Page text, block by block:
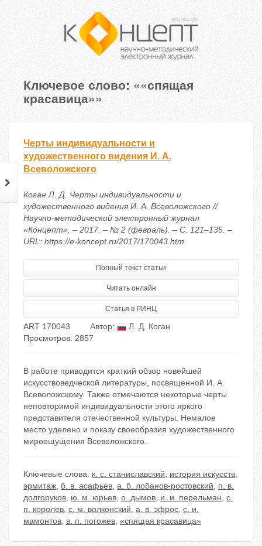
Ключевое слово: ««спящая
красавица»»
Черты индивидуальности и
художественного видения И. А.
Всеволожского
Коган Л. Д. Черты индивидуальности и
художественного видения И. А. Всеволожского //
Научно-методический электронный журнал
«Концепт». – 2017. – № 2 (февраль). – С. 121–135. –
URL: https://e-koncept.ru/2017/170043.htm
Полный текст статьи
Читать онлайн
Статья в РИНЦ
ART 170043 Автор:
Л. Д. Коган
Просмотров: 2857
В работе приводится краткий обзор новейшей
искусствоведческой литературы, посвященной И. А.
Всеволожскому. Также отмечаются некоторые черты
неповторимой индивидуальности этого яркого
представителя отечественной культуры. Немалое
место уделено и показу своеобразия художественного
мироощущения Всеволожского.
Ключевые слова: к. с. станиславский, история искусств,
эрмитаж, б. в. асафьев, а. б. лобанов-ростовский, п. в.
долгоруков, ю. м. юрьев, о. дымов, и. и. перельман, с.
п. королев, с. м. волконский, а. в. эфрос, с. и.
мамонтов, в. п. погожев, «спящая красавица»